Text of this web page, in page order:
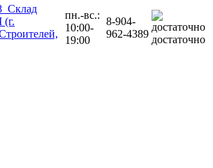
пн.-вс.:
10:00-
19:00
8-904-
962-4389 достаточно